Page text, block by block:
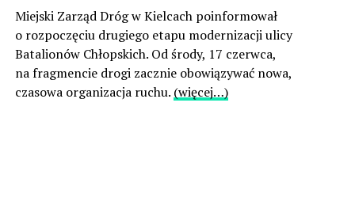
Miejski Zarząd Dróg w Kielcach poinformował
o rozpoczęciu drugiego etapu modernizacji ulicy
Batalionów Chłopskich. Od środy, 17 czerwca,
na fragmencie drogi zacznie obowiązywać nowa,
czasowa organizacja ruchu. (więcej…)